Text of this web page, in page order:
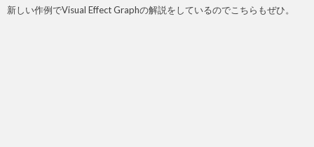
新しい作例でVisual Effect Graphの解説をしているのでこちらもぜひ。